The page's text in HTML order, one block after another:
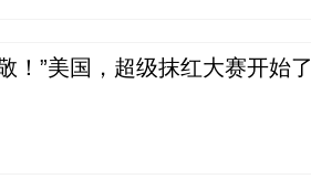
！”美国，超级抹红大赛开始了